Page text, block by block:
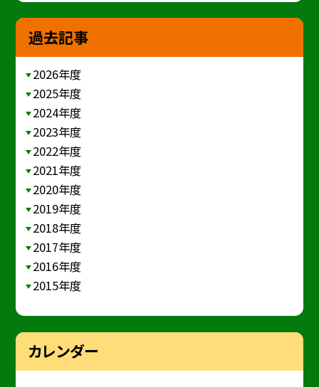
過去記事
2026年度
2025年度
2024年度
2023年度
2022年度
2021年度
2020年度
2019年度
2018年度
2017年度
2016年度
2015年度
カレンダー